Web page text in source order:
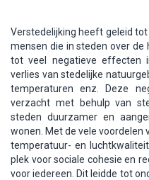
Verstedelijking heeft geleid
mensen die in steden over de
tot veel negatieve effecten
verlies van stedelijke
temperaturen enz. Deze
verzacht met behulp van
steden duurzamer en
wonen. Met de vele voordelen
temperatuur- en
plek voor sociale cohesie en
voor iedereen. Dit leidde tot